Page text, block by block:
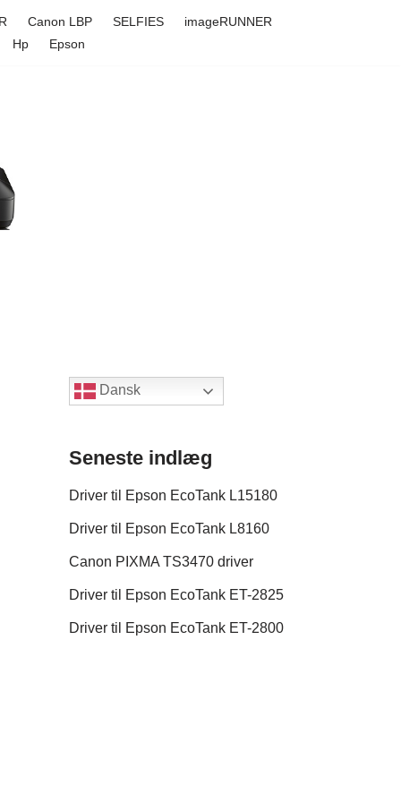
Canon LBP SELFIES
imageRUNNER
Hp
Epson
Dansk
Seneste indlæg
Driver til Epson EcoTank L15180
Driver til Epson EcoTank L8160
Canon PIXMA TS3470 driver
Driver til Epson EcoTank ET-2825
Driver til Epson EcoTank ET-2800